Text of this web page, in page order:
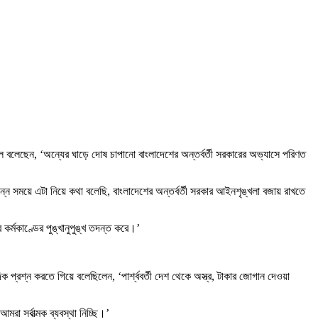
‘অন্যের ঘাড়ে দোষ চাপানো বাংলাদেশের অন্তর্বর্তী সরকারের অভ্যাসে পরিণত
এটা নিয়ে কথা বলেছি, বাংলাদেশের অন্তর্বর্তী সরকার আইনশৃঙ্খলা বজায় রাখতে
কর্মকাণ্ডের পুঙ্খানুপুঙ্খ তদন্ত করে।’
করতে গিয়ে বলেছিলেন, ‘পার্শ্ববর্তী দেশ থেকে অস্ত্র, টাকার জোগান দেওয়া
সর্বাত্মক ব্যবস্থা নিচ্ছি।’